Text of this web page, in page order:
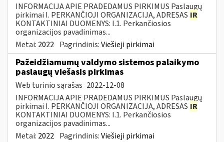
INFORMACIJA APIE PRADEDAMUS PIRKIMUS Paslaugų
pirkimai I. PERKANČIOJI ORGANIZACIJA, ADRESAS IR
KONTAKTINIAI DUOMENYS: I.1. Perkančiosios
organizacijos pavadinimas...
Metai: 2022 Pagrindinis:Viešieji pirkimai
Pažeidžiamumų valdymo sistemos palaikymo
paslaugų viešasis pirkimas
Web turinio sąrašas 2022-12-08
INFORMACIJA APIE PRADEDAMUS PIRKIMUS Paslaugų
pirkimai I. PERKANČIOJI ORGANIZACIJA, ADRESAS IR
KONTAKTINIAI DUOMENYS: I.1. Perkančiosios
organizacijos pavadinimas...
Metai: 2022 Pagrindinis:Viešieji pirkimai